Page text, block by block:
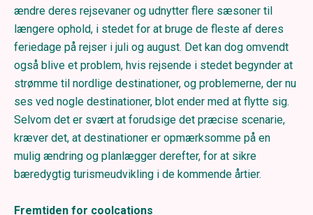
ændre deres rejsevaner og udnytter flere sæsoner til
længere ophold, i stedet for at bruge de fleste af deres
feriedage på rejser i juli og august. Det kan dog omvendt
også blive et problem, hvis rejsende i stedet begynder at
strømme til nordlige destinationer, og problemerne, der nu
ses ved nogle destinationer, blot ender med at flytte sig.
Selvom det er svært at forudsige det præcise scenarie,
kræver det, at destinationer er opmærksomme på en
mulig ændring og planlægger derefter, for at sikre
bæredygtig turismeudvikling i de kommende årtier.
Fremtiden for coolcations